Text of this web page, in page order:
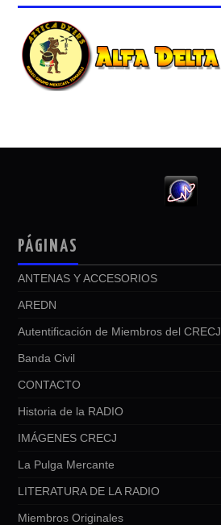
PÁGINAS
ANTENAS Y ACCESORIOS
AREDN
Autentificación de Miembros del CRECJ
Banda Civil
CONTACTO
Historia de la RADIO
IMÁGENES CRECJ
La Pulga Mercante
LITERATURA DE LA RADIO
Miembros Originales